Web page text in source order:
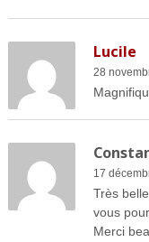
Lucile
28
17
Très
vous
Merci